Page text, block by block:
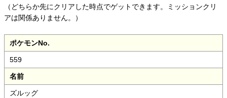
（どちらか先にクリアした時点でゲットできます。
ミッションクリ
アは関係ありません。）
ポケモンNo.
559
名前
ズルッグ